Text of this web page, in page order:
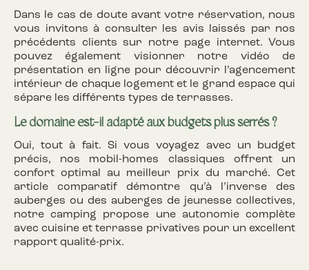
Dans le cas de doute avant votre réservation, nous
vous invitons à consulter les avis laissés par nos
précédents clients sur notre page internet. Vous
pouvez également visionner notre vidéo de
présentation en ligne pour découvrir l’agencement
intérieur de chaque logement et le grand espace qui
sépare les différents types de terrasses.
Le domaine est-il adapté aux budgets plus serrés ?
Oui, tout à fait. Si vous voyagez avec un budget
précis, nos mobil-homes classiques offrent un
confort optimal au meilleur prix du marché. Cet
article comparatif démontre qu’à l’inverse des
auberges ou des auberges de jeunesse collectives,
notre camping propose une autonomie complète
avec cuisine et terrasse privatives pour un excellent
rapport qualité-prix.